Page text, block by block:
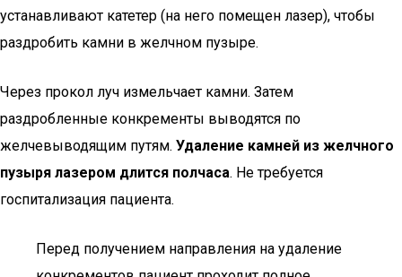
устанавливают катетер (на него помещен лазер), чтобы
раздробить камни в желчном пузыре.
Через прокол луч измельчает камни. Затем
раздробленные конкременты выводятся по
желчевыводящим путям. Удаление камней из желчного
пузыря лазером длится полчаса. Не требуется
госпитализация пациента.
Перед получением направления на удаление